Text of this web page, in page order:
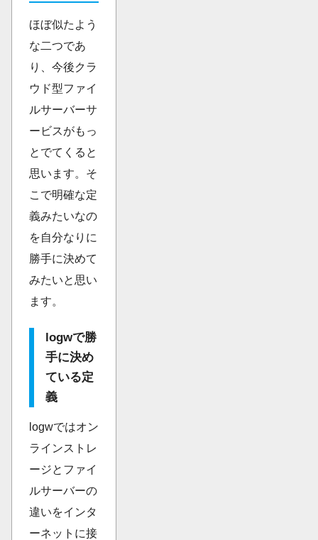
ほぼ似たよう
な二つであ
り、今後クラ
ウド型ファイ
ルサーバーサ
ービスがもっ
とでてくると
思います。そ
こで明確な定
義みたいなの
を自分なりに
勝手に決めて
みたいと思い
ます。
logwで勝
手に決め
ている定
義
logwではオン
ラインストレ
ージとファイ
ルサーバーの
違いをインタ
ーネットに接